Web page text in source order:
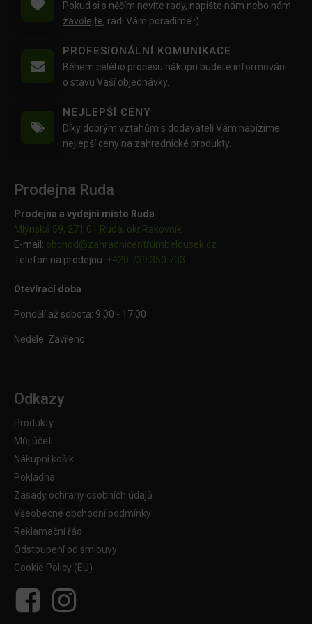
Pokud si s něčím nevíte rady, napište nám nebo nám
zavolejte, rádi Vám poradíme :)
PROFESIONÁLNÍ KOMUNIKACE
Během celého procesu nákupu budete informováni
o stavu Vaší objednávky.
NEJLEPŠÍ CENY
Díky dobrým vztahům s dodavateli Vám nabízíme
nejlepší ceny na zahradnické produkty.
Prodejna Ruda
Prodejna a výdejní místo Ruda
Mlýnská 59, 271 01 Ruda, okr.Rakovník
E-mail: obchod@zahradnicentrumbelousek.cz
Telefon na prodejnu: +420 739 350 703
Otevírací doba
Pondělí až sobota: 9:00 - 17:00
Neděle: Zavřeno
Odkazy
Produkty
Můj účet
Nákupní košík
Pokladna
Zásady ochrany osobních údajů
Všeobecné obchodní podmínky
Reklamační řád
Odstoupení od smlouvy
Cookie Policy (EU)